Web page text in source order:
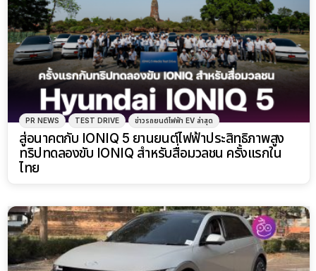
PR NEWS TEST DRIVE ข่าวรถยนต์ไฟฟ้า EV ล่าสุด
สู่อนาคตกับ IONIQ 5 ยานยนต์ไฟฟ้าประสิทธิภาพสูง
ทริปทดลองขับ IONIQ สำหรับสื่อมวลชน ครั้งแรกใน
ไทย